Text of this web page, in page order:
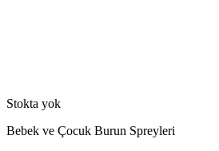
Stokta yok
Bebek ve Çocuk Burun Spreyleri